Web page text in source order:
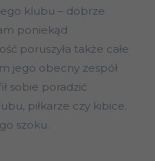
klubu – dobrze
poniekąd
poruszyła także całe
jego obecny zespół
sobie poradzić
piłkarze czy kibice.
szoku.